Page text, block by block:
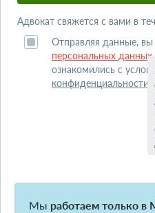
Адвокат свяжется с вами в
Отправляя данные, вы
персональных данных
ознакомились с
конфиденциальности
Мы работаем только